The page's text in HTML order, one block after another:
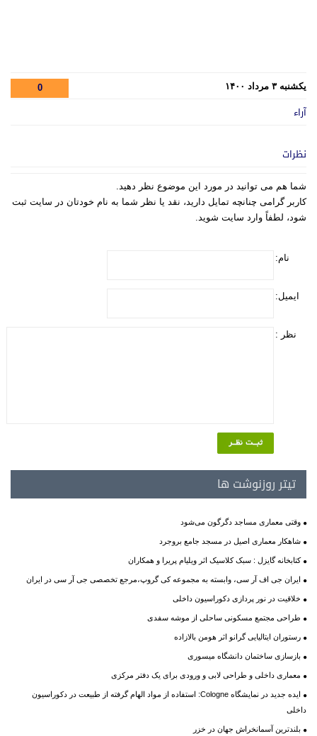
یکشنبه ۳ مرداد ۱۴۰۰ 0
آراء
نظرات
شما هم می توانید در مورد این موضوع نظر دهید.
کاربر گرامی چنانچه تمایل دارید، نقد یا نظر شما به نام خودتان در سایت ثبت
شود، لطفاً وارد سایت شوید.
نام:
ایمیل:
نظر :
تیتر روزنوشت ها
وقتی معماری مساجد دگرگون می‌شود
شاهکار معماری اصیل در مسجد جامع بروجرد
کتابخانه گایزل : سبک کلاسیک اثر ویلیام پریرا و همکاران
ایران جی اف آر سی، وابسته به مجموعه کی گروپ،مرجع تخصصی جی آر سی در ایران
خلاقیت در نور پردازی دکوراسیون داخلی
طراحی مجتمع مسکونی ساحلی از موشه سفدی
رستوران ایتالیایی گرانو اثر هومن بالازاده
بازسازی ساختمان دانشگاه میسوری
معماری داخلی و طراحی لابی و ورودی برای یک دفتر مرکزی
ایده‌ جدید در نمایشگاه Cologne: استفاده از مواد الهام گرفته از طبیعت در دکوراسیون
داخلی
بلندترین آسمانخراش جهان در خزر